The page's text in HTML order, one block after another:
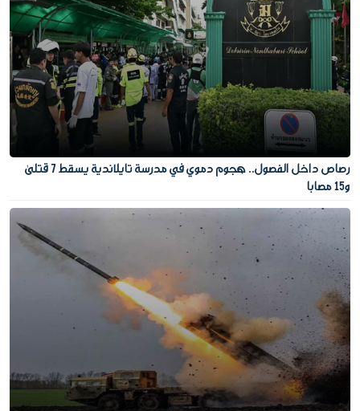
رصاص داخل الفصول.. هجوم دموي في مدرسة تايلاندية يسقط 7 قتلى
و15 مصابا